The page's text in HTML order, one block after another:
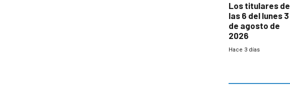
Los titulares de
las 6 del lunes 3
de agosto de
2026
Hace 3 días